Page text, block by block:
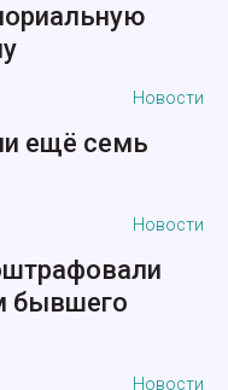
Новости
ещё семь
Новости
бывшего
Новости